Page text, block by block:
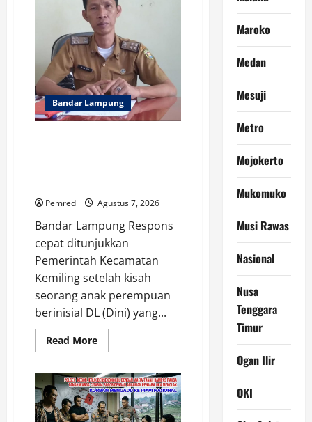
Perintahkan
Semua
Aparatur
Negara
Di
Seluruh
Indonesia
Tertibkan
bendera
luntur
kusam
dan
Bandar Lampung
Pemred Agustus 7, 2026
Bandar Lampung Respons
cepat ditunjukkan
Pemerintah Kecamatan
Kemiling setelah kisah
seorang anak perempuan
berinisial DL (Dini) yang...
Read MoreRead
more
1×24
Jam,
Camat
Kemiling
Temukan
Maroko
Medan
Mesuji
Metro
Mojokerto
Mukomuko
Musi Rawas
Nasional
Nusa
Tenggara
Timur
Ogan Ilir
OKI